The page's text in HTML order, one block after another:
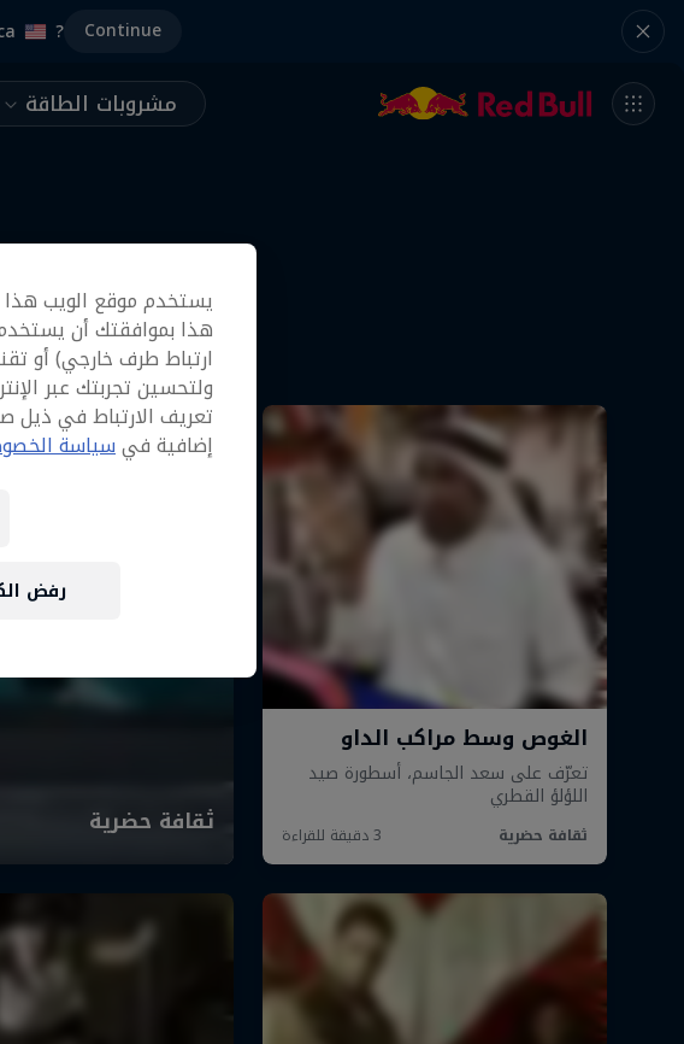
? Continue
مشروبات الطاقة
يستخدم موقع الويب هذا
هذا بموافقتك أن
ارتباط طرف خارجي) أو
ولتحسين تجربتك عبر
تعريف الارتباط في
إضافية فيسياسة
رفض